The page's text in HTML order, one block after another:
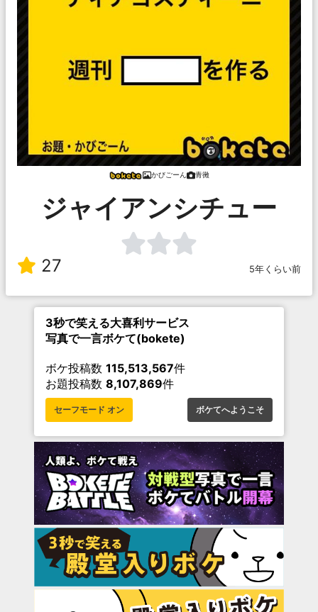
かびごーん 青黴
ジャイアンシチュー
27 5年くらい前
3秒で笑える大喜利サービス
写真で一言ボケて(bokete)
ボケ投稿数 115,513,567件
お題投稿数 8,107,869件
セーフモード オン ボケてへようこそ